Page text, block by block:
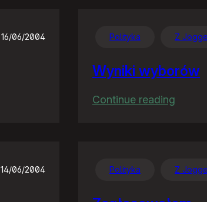
16/06/2004 Polityka Z
Wyniki wyborów
Continue reading
14/06/2004 Polityka Z